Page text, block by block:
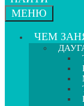
МЕНЮ
ЧЕМ